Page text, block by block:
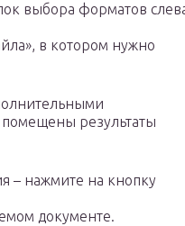
выбора форматов
в котором нужно
помещены результаты
– нажмите на кнопку
документе.